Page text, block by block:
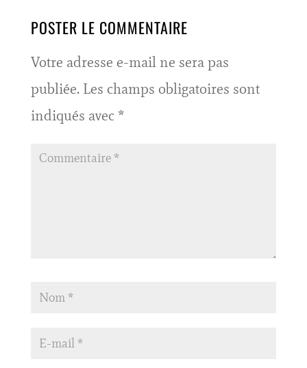
POSTER LE COMMENTAIRE
Votre adresse e-mail ne sera pas
publiée. Les champs obligatoires sont
indiqués avec *